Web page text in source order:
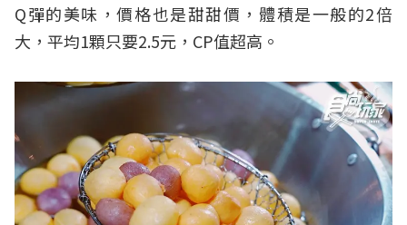
Q彈的美味，價格也是甜甜價，體積是一般的2倍
大，平均1顆只要2.5元，CP值超高。